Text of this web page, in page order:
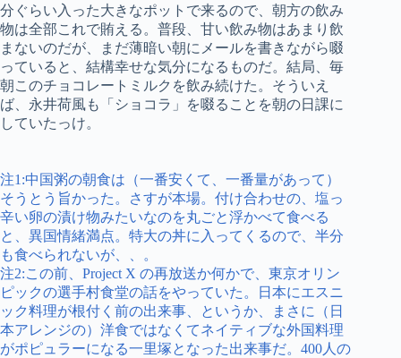
分ぐらい入った大きなポットで来るので、朝方の飲み
物は全部これで賄える。普段、甘い飲み物はあまり飲
まないのだが、まだ薄暗い朝にメールを書きながら啜
っていると、結構幸せな気分になるものだ。結局、毎
朝このチョコレートミルクを飲み続けた。そういえ
ば、永井荷風も「ショコラ」を啜ることを朝の日課に
していたっけ。
注1:中国粥の朝食は（一番安くて、一番量があって）
そうとう旨かった。さすが本場。付け合わせの、塩っ
辛い卵の漬け物みたいなのを丸ごと浮かべて食べる
と、異国情緒満点。特大の丼に入ってくるので、半分
も食べられないが、、。
注2:この前、Project X の再放送か何かで、東京オリン
ピックの選手村食堂の話をやっていた。日本にエスニ
ック料理が根付く前の出来事、というか、まさに（日
本アレンジの）洋食ではなくてネイティブな外国料理
がポピュラーになる一里塚となった出来事だ。400人の